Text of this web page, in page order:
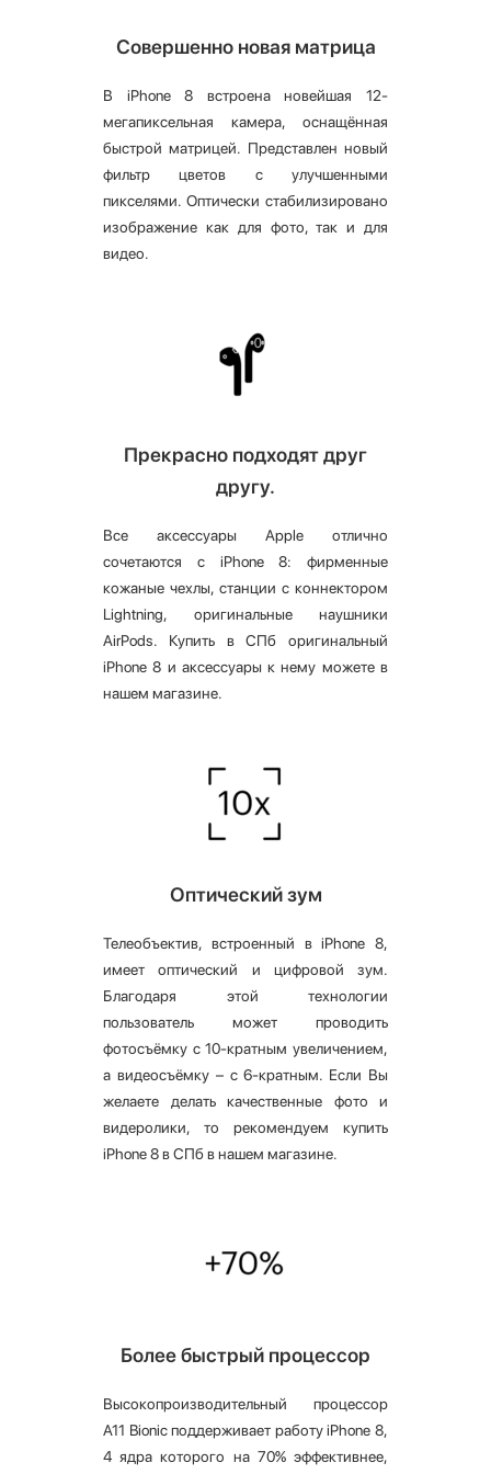
Совершенно новая матрица
В iPhone 8 встроена новейшая 12-
мегапиксельная камера, оснащённая
быстрой матрицей. Представлен новый
фильтр цветов с улучшенными
пикселями. Оптически стабилизировано
изображение как для фото, так и для
видео.
Прекрасно подходят друг
другу.
Все аксессуары Apple отлично
сочетаются с iPhone 8: фирменные
кожаные чехлы, станции с коннектором
Lightning, оригинальные наушники
AirPods. Купить в СПб оригинальный
iPhone 8 и аксессуары к нему можете в
нашем магазине.
Оптический зум
Телеобъектив, встроенный в iPhone 8,
имеет оптический и цифровой зум.
Благодаря этой технологии
пользователь может проводить
фотосъёмку с 10-кратным увеличением,
а видеосъёмку – с 6-кратным. Если Вы
желаете делать качественные фото и
видеролики, то рекомендуем купить
iPhone 8 в СПб в нашем магазине.
Более быстрый процессор
Высокопроизводительный процессор
A11 Bionic поддерживает работу iPhone 8,
4 ядра которого на 70% эффективнее,